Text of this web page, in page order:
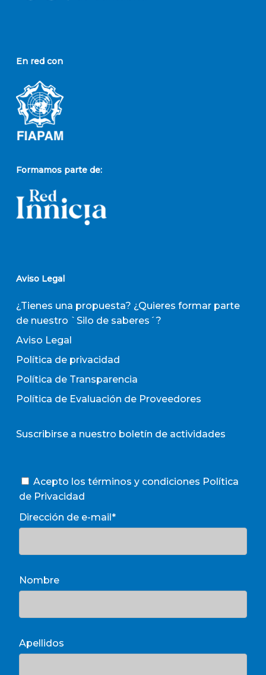
En red con
Formamos parte de:
Aviso Legal
¿Tienes una propuesta? ¿Quieres formar parte
de nuestro `Silo de saberes´?
Aviso Legal
Política de privacidad
Política de Transparencia
Política de Evaluación de Proveedores
Suscribirse a nuestro boletín de actividades
Acepto los términos y condiciones Política
de Privacidad
Dirección de e-mail*
Nombre
Apellidos